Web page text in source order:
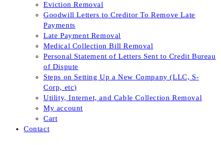
Eviction Removal
Goodwill Letters to Creditor To Remove Late
Payments
Late Payment Removal
Medical Collection Bill Removal
Personal Statement of Letters Sent to Credit Bureau
of Dispute
Steps on Setting Up a New Company (LLC, S-
Corp, etc)
Utility, Internet, and Cable Collection Removal
My account
Cart
Contact